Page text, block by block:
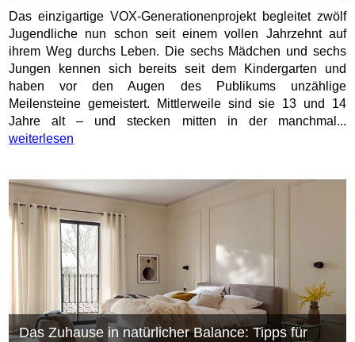
Das einzigartige VOX-Generationenprojekt begleitet zwölf
Jugendliche nun schon seit einem vollen Jahrzehnt auf
ihrem Weg durchs Leben. Die sechs Mädchen und sechs
Jungen kennen sich bereits seit dem Kindergarten und
haben vor den Augen des Publikums unzählige
Meilensteine gemeistert. Mittlerweile sind sie 13 und 14
Jahre alt – und stecken mitten in der manchmal...
weiterlesen
Das Zuhause in natürlicher Balance: Tipps für